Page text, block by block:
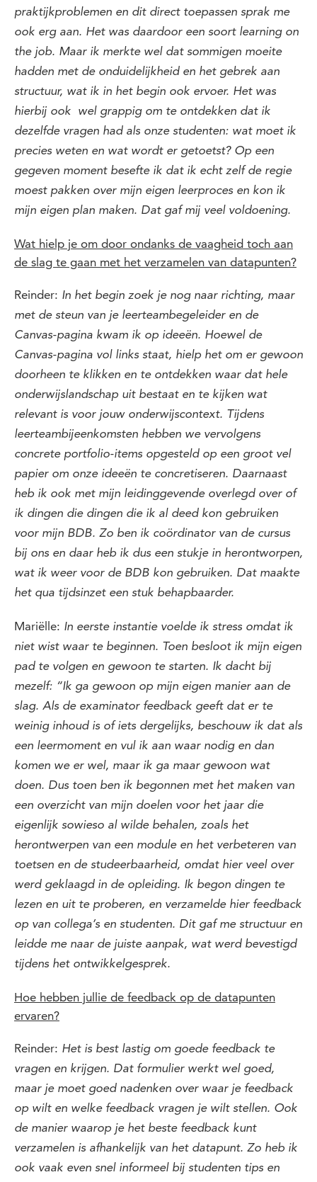
praktijkproblemen en dit direct toepassen sprak me
ook erg aan. Het was daardoor een soort learning on
the job. Maar ik merkte wel dat sommigen moeite
hadden met de onduidelijkheid en het gebrek aan
structuur, wat ik in het begin ook ervoer. Het was
hierbij ook wel grappig om te ontdekken dat ik
dezelfde vragen had als onze studenten: wat moet ik
precies weten en wat wordt er getoetst? Op een
gegeven moment besefte ik dat ik echt zelf de regie
moest pakken over mijn eigen leerproces en kon ik
mijn eigen plan maken. Dat gaf mij veel voldoening.
Wat hielp je om door ondanks de vaagheid toch aan
de slag te gaan met het verzamelen van datapunten?
Reinder: In het begin zoek je nog naar richting, maar
met de steun van je leerteambegeleider en de
Canvas-pagina kwam ik op ideeën. Hoewel de
Canvas-pagina vol links staat, hielp het om er gewoon
doorheen te klikken en te ontdekken waar dat hele
onderwijslandschap uit bestaat en te kijken wat
relevant is voor jouw onderwijscontext. Tijdens
leerteambijeenkomsten hebben we vervolgens
concrete portfolio-items opgesteld op een groot vel
papier om onze ideeën te concretiseren. Daarnaast
heb ik ook met mijn leidinggevende overlegd over of
ik dingen die dingen die ik al deed kon gebruiken
voor mijn BDB. Zo ben ik coördinator van de cursus
bij ons en daar heb ik dus een stukje in herontworpen,
wat ik weer voor de BDB kon gebruiken. Dat maakte
het qua tijdsinzet een stuk behapbaarder.
Mariëlle: In eerste instantie voelde ik stress omdat ik
niet wist waar te beginnen. Toen besloot ik mijn eigen
pad te volgen en gewoon te starten. Ik dacht bij
mezelf: “Ik ga gewoon op mijn eigen manier aan de
slag. Als de examinator feedback geeft dat er te
weinig inhoud is of iets dergelijks, beschouw ik dat als
een leermoment en vul ik aan waar nodig en dan
komen we er wel, maar ik ga maar gewoon wat
doen. Dus toen ben ik begonnen met het maken van
een overzicht van mijn doelen voor het jaar die
eigenlijk sowieso al wilde behalen, zoals het
herontwerpen van een module en het verbeteren van
toetsen en de studeerbaarheid, omdat hier veel over
werd geklaagd in de opleiding. Ik begon dingen te
lezen en uit te proberen, en verzamelde hier feedback
op van collega’s en studenten. Dit gaf me structuur en
leidde me naar de juiste aanpak, wat werd bevestigd
tijdens het ontwikkelgesprek.
Hoe hebben jullie de feedback op de datapunten
ervaren?
Reinder: Het is best lastig om goede feedback te
vragen en krijgen. Dat formulier werkt wel goed,
maar je moet goed nadenken over waar je feedback
op wilt en welke feedback vragen je wilt stellen. Ook
de manier waarop je het beste feedback kunt
verzamelen is afhankelijk van het datapunt. Zo heb ik
ook vaak even snel informeel bij studenten tips en